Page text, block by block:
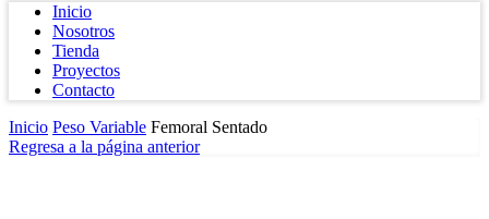
Inicio
Nosotros
Tienda
Proyectos
Contacto
Inicio Peso Variable Femoral Sentado
Regresa a la página anterior